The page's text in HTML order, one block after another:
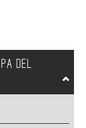
DEL